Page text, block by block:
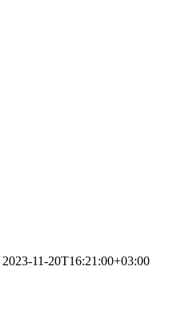
2023-11-20T16:21:00+03:00